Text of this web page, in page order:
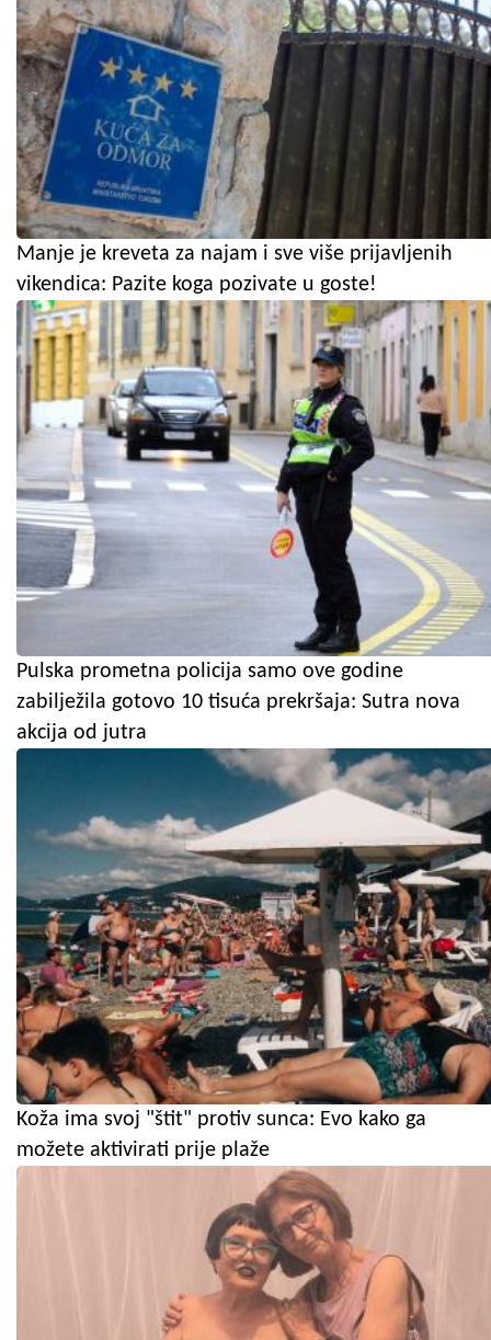
Manje je kreveta za najam i sve više prijavljenih
vikendica: Pazite koga pozivate u goste!
Pulska prometna policija samo ove godine
zabilježila gotovo 10 tisuća prekršaja: Sutra nova
akcija od jutra
Koža ima svoj "štit" protiv sunca: Evo kako ga
možete aktivirati prije plaže